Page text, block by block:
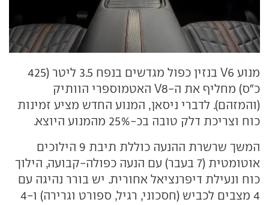
מנוע V6 בנזין כפול מגדשים בנפח 3.5 ליטר (425
כ"ס) מחליף את ה-V8 האטמוספרי הוותיק
(והמזהם). לדברי ניסאן, המנוע החדש מציע זמינות
כוח וצריכת דלק טובה בכ-25% מהמנוע היוצא.
המשך שרשרת ההנעה כוללת תיבת 9 הילוכים
אוטומטית (7 בעבר) עם הנעה כפולה-קבועה, הילוך
כוח ונעילת דיפרנציאל אחורית. יש בורר נהיגה עם
4 מצבים לכביש (חסכוני, רגיל, ספורט וגרירה) ו-4